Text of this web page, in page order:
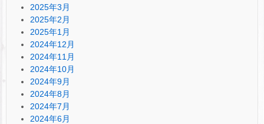
2025年3月
2025年2月
2025年1月
2024年12月
2024年11月
2024年10月
2024年9月
2024年8月
2024年7月
2024年6月